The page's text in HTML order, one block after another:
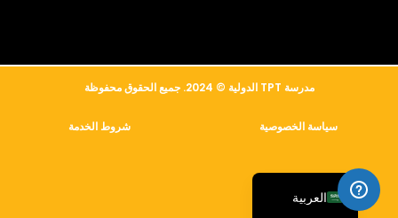
مدرسة TPT الدولية © 2024. جميع الحقوق محفوظة
سياسة الخصوصية شروط الخدمة
العربية
Русский